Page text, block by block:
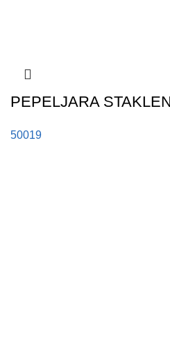
PEPELJARA
50019